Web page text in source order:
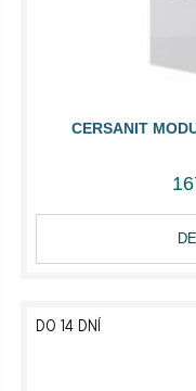
CERSANIT
DO 14 DNÍ